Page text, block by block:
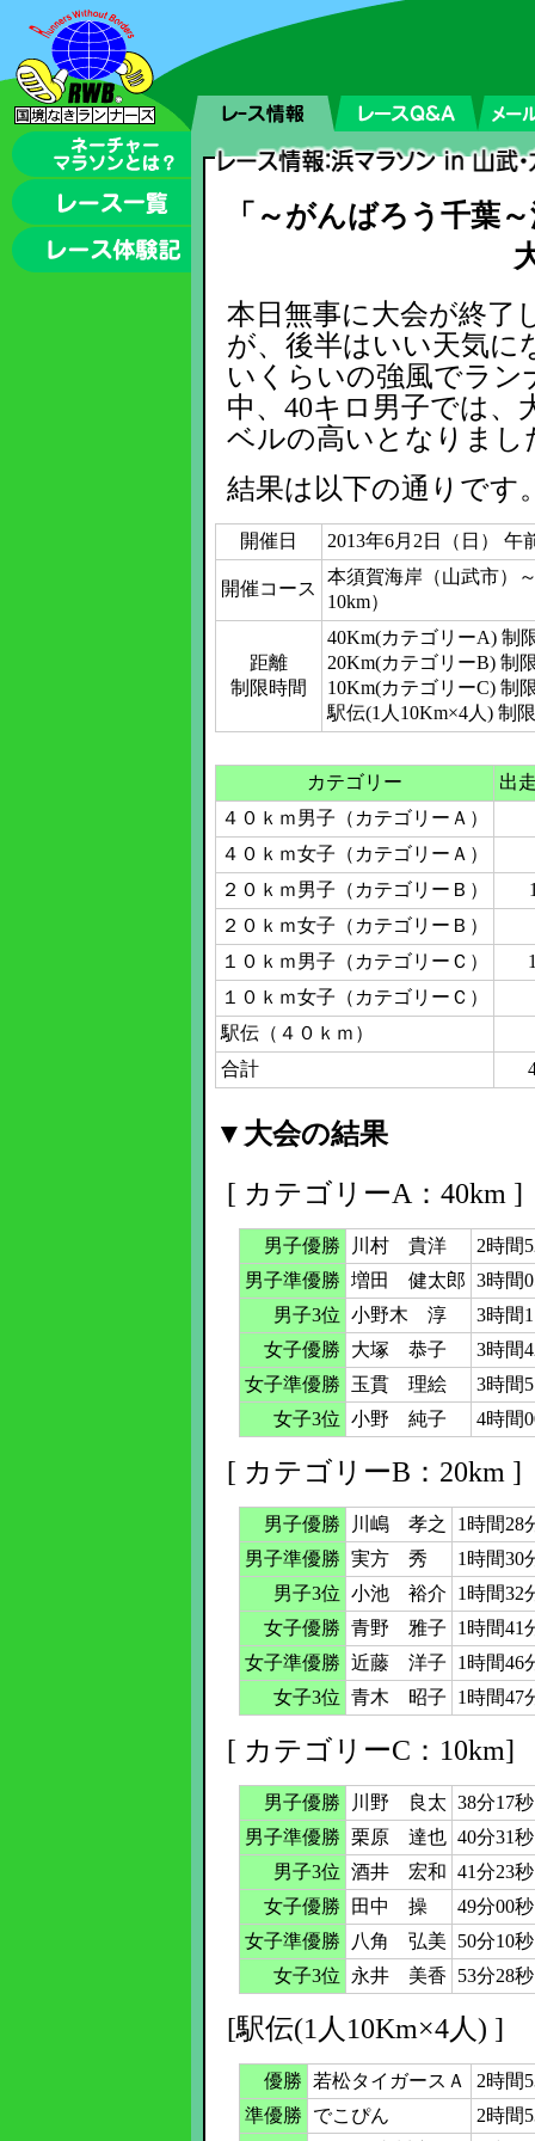
「～がんばろう千葉
本日無事に大会が終了
が、後半はいい天気に
いくらいの強風でラ
中、40キロ男子では、
ベルの高いとなりまし
結果は以下の通りです
開催日 2013年6月2日（日） 午
開催コース
本須賀海岸（山武市）
10km）
距離
制限時間
40Km(カテゴリーA) 制
20Km(カテゴリーB) 制
10Km(カテゴリーC) 制
駅伝(1人10Km×4人) 制
カテゴリー
出
４０ｋｍ男子（カテゴリーＡ）
４０ｋｍ女子（カテゴリーＡ）
２０ｋｍ男子（カテゴリーＢ）
２０ｋｍ女子（カテゴリーＢ）
１０ｋｍ男子（カテゴリーＣ）
１０ｋｍ女子（カテゴリーＣ）
駅伝（４０ｋｍ）
合計
▼大会の結果
[ カテゴリーA：40km ]
男子優勝 川村 貴洋
2時間
男子準優勝 増田 健太郎 3時間
男子3位 小野木 淳
3時間
女子優勝
大塚 恭子
3時間
女子準優勝
玉貫 理絵
3時間
女子3位 小野 純子 4時間
[ カテゴリーB：20km ]
男子優勝 川嶋 孝之
1時間28
男子準優勝 実方 秀
1時間30
男子3位 小池 裕介
1時間32
女子優勝 青野 雅子
1時間41
女子準優勝 近藤 洋子
1時間46
女子3位 青木 昭子 1時間47
[ カテゴリーC：10km]
男子優勝 川野 良太 38分17秒
男子準優勝 栗原 達也 40分31秒
男子3位 酒井 宏和 41分23秒
女子優勝
田中 操
49分00秒
女子準優勝
八角 弘美
50分10秒
女子3位
永井 美香 53分28秒
[駅伝(1人10Km×4人) ]
優勝 若松タイガースＡ
2時間
準優勝
でこぴん
2時間